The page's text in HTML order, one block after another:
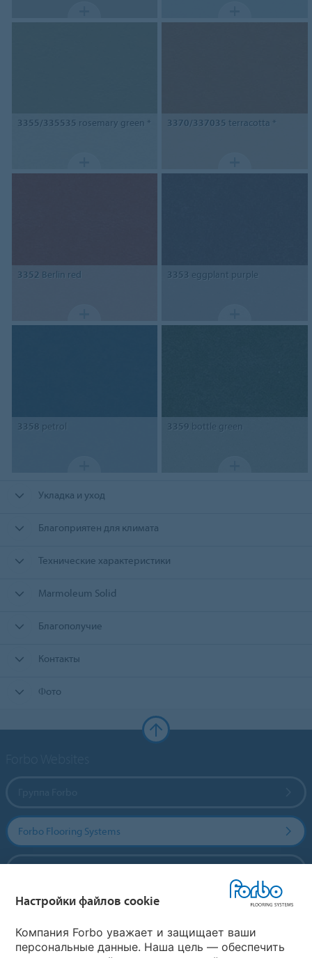
3355/335535 rosemary green * 3370/337035 terracotta *
3352 Berlin red 3353 eggplant purple
3358 petrol 3359 bottle green
Укладка и уход
Благоприятен для климата
Технические характеристики
Marmoleum Solid
Благополучие
Контакты
Фото
Forbo Flooring Systems
Выберите страну
Настройки файлов cookie
Компания Forbo уважает и защищает ваши
персональные данные. Наша цель — обеспечить